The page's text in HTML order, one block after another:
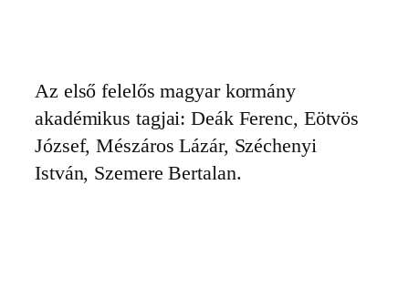
tartalomhoz
Az első felelős magyar kormány
akadémikus tagjai: Deák Ferenc, Eötvös
József, Mészáros Lázár, Széchenyi
István, Szemere Bertalan.